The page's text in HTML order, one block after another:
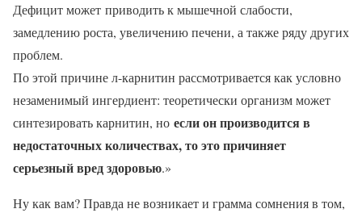
Дефицит может приводить к мышечной слабости,
замедлению роста, увеличению печени, а также ряду других
проблем.
По этой причине л-карнитин рассмотривается как условно
незаменимый ингердиент: теоретически организм может
синтезировать карнитин, но если он производится в
недостаточных количествах, то это причиняет
серьезный вред здоровью.»
Ну как вам? Правда не возникает и грамма сомнения в том,